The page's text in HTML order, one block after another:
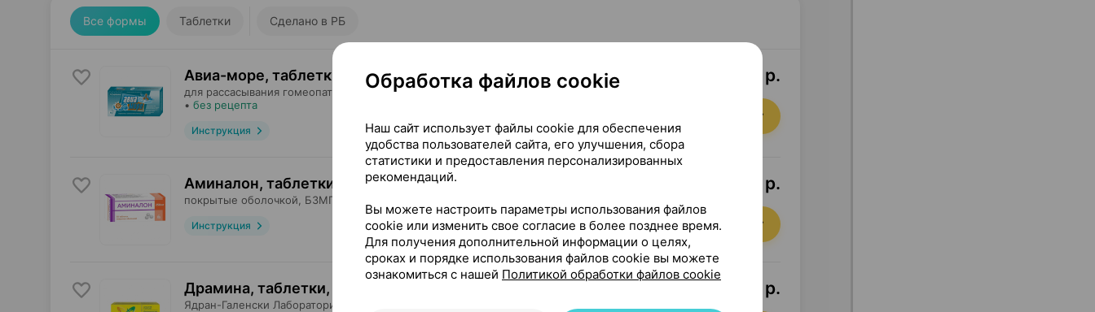
Все формы Таблетки Сделано в РБ
Авиа-море, таблетки 20
для рассасывания гомеопатические, Материа Медика, Россия
• без рецепта
Инструкция
4,90 — 6,93 р.
В корзину
Аминалон, таблетки 250 мг×50
покрытые оболочкой, БЗМП
Инструкция
5,28 — 6,38 р.
Где купить В корзину
Драмина, таблетки,
Ядран-Галенски Лабораторий
7,35 — 13,38 р.
Обработка файлов cookie
Наш сайт использует файлы cookie для обеспечения
удобства пользователей сайта, его улучшения, сбора
статистики и предоставления персонализированных
рекомендаций.
Вы можете настроить параметры использования файлов
cookie или изменить свое согласие в более позднее время.
Для получения дополнительной информации о целях,
сроках и порядке использования файлов cookie вы можете
ознакомиться с нашей Политикой обработки файлов cookie